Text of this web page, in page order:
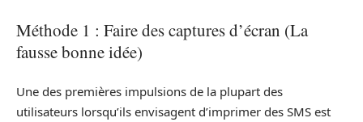
Méthode 1 : Faire des captures d’écran (La
fausse bonne idée)
Une des premières impulsions de la plupart des
utilisateurs lorsqu’ils envisagent d’imprimer des SMS est